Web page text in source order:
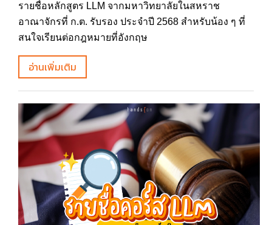
รายชื่อหลักสูตร LLM จากมหาวิทยาลัยในสหราช
อาณาจักรที่ ก.ต. รับรอง ประจำปี 2568 สำหรับน้อง ๆ ที่
สนใจเรียนต่อกฎหมายที่อังกฤษ
อ่านเพิ่มเติม